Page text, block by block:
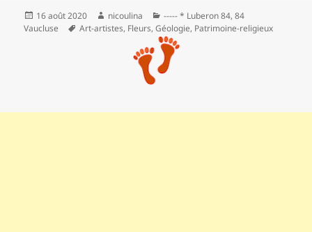
Publié
le
16 août 2020 Auteur
nicoulina Catégories
----- * Luberon 84,84
Vaucluse
Mots-
clés
Art-artistes, Fleurs,Géologie, Patrimoine-religieux